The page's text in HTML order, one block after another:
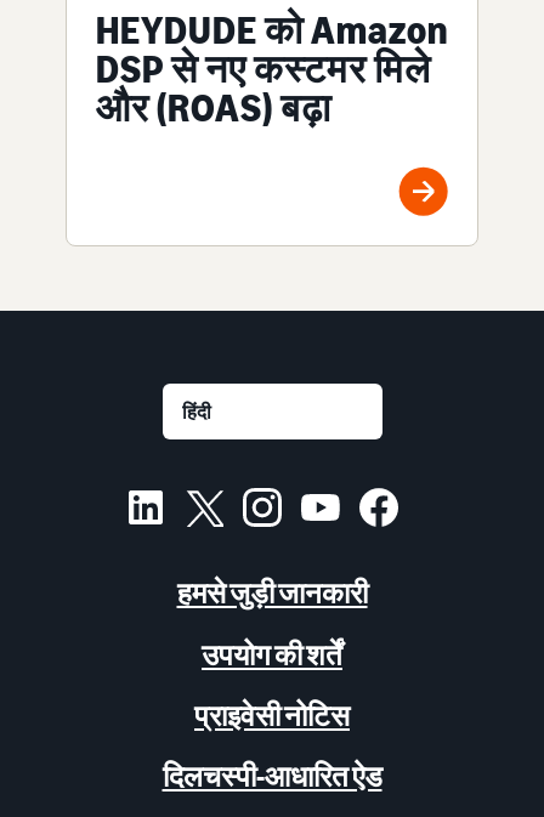
HEYDUDE को Amazon
DSP से नए कस्टमर मिले
और (ROAS) बढ़ा
हमसे जुड़ी जानकारी
उपयोग की शर्तें
प्राइवेसी नोटिस
दिलचस्पी-आधारित ऐड